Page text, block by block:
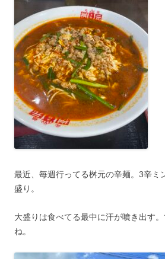
最近、毎週行ってる桝元の辛麺。3辛ミ
盛り。
大盛りは食べてる最中に汗が噴き出す
ね。